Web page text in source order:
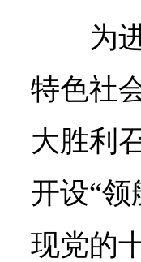
为
特色社
大胜利
开设“
现党的